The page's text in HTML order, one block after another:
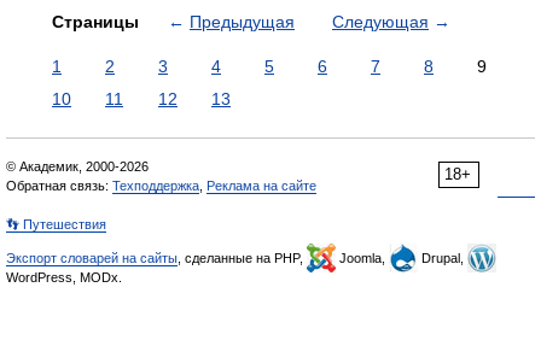
Страницы ← Предыдущая Следующая →
1 2 3 4 5 6 7 8
9
10
11 12 13
18+
© Академик, 2000-2026
Обратная связь: Техподдержка Реклама на сайте
👣 Путешествия
Экспорт словарей на сайты , сделанные на PHP, Joomla,
Drupal,
WordPress, MODx.